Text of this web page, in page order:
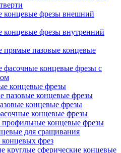
концевые фрезы внешний
концевые фрезы внутренний
прямые пазовые концевые
фасочные концевые фрезы с
концевые фрезы
пазовые концевые фрезы
концевые фрезы
концевые фрезы
концевые фрезы
для сращивания
фрез
круглые сферические концевые